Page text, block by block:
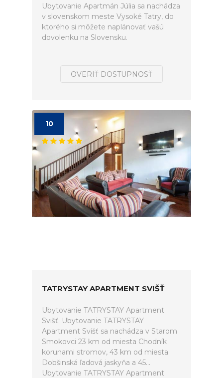
Ubytovanie Apartmán Júlia sa nachádza
v slovenskom meste Vysoké Tatry, do
ktorého si môžete naplánovať vašú
dovolenku na Slovensku.
OVERIŤ DOSTUPNOSŤ
10
TATRYSTAY APARTMENT SVIŠŤ
Ubytovanie TATRYSTAY Apartment
Svišť. Ubytovanie TATRYSTAY
Apartment Svišť sa nachádza v Starom
Smokovci 23 km od miesta Chodník
korunami stromov, 43 km od miesta
Dobšinská ľadová jaskyňa a 45...
Ubytovanie TATRYSTAY Apartment